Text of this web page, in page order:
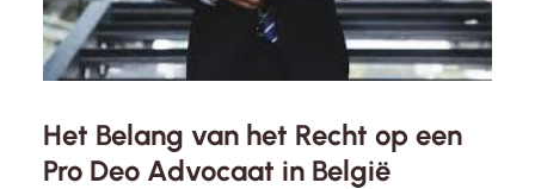
Het Belang van het Recht op een
Pro Deo Advocaat in België